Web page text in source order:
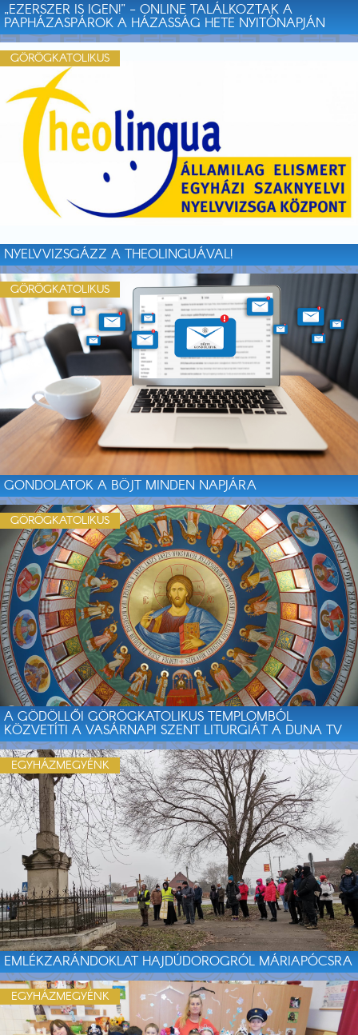
„EZERSZER IS IGEN!” - ONLINE TALÁLKOZTAK A
PAPHÁZASPÁROK A HÁZASSÁG HETE NYITÓNAPJÁN
NYELVVIZSGÁZZ A THEOLINGUÁVAL!
GÖRÖGKATOLIKUS
GONDOLATOK A BÖJT MINDEN NAPJÁRA
GÖRÖGKATOLIKUS
A GÖDÖLLŐI GÖRÖGKATOLIKUS TEMPLOMBÓL
KÖZVETÍTI A VASÁRNAPI SZENT LITURGIÁT A DUNA TV
GÖRÖGKATOLIKUS
EMLÉKZARÁNDOKLAT HAJDÚDOROGRÓL MÁRIAPÓCSRA
EGYHÁZMEGYÉNK
EGYHÁZMEGYÉNK